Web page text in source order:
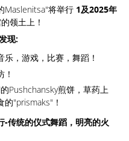
Maslenitsa"将举行 1及2025年
领土上！
现:
，游戏，比赛，舞蹈！
Pushchansky煎饼，草药上
"prismaks"！
-传统的仪式舞蹈，明亮的火